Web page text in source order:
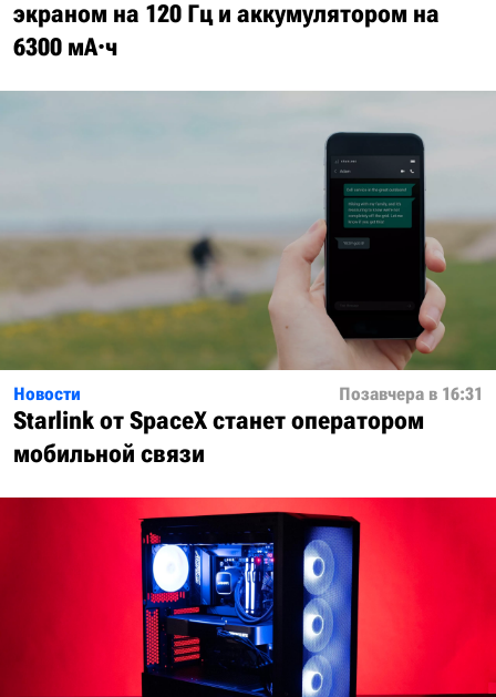
экраном на 120 Гц и аккумулятором на
6300 мА·ч
Новости Позавчера в 16:31
Starlink от SpaceX станет оператором
мобильной связи